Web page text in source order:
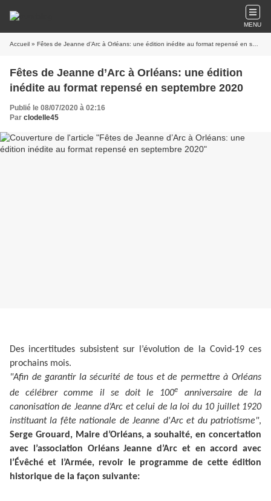
MENU
Accueil » Fêtes de Jeanne d’Arc à Orléans: une édition inédite au format repensé en septembre 2020
Fêtes de Jeanne d’Arc à Orléans: une édition
inédite au format repensé en septembre 2020
Publié le 08/07/2020 à 02:16
Par clodelle45
Des incertitudes subsistent sur l’évolution de la Covid-19 ces
prochains mois.
"Afin de garantir la sécurité de tous et de permettre à Orléans
de célébrer comme il se doit le 100e
anniversaire de la
canonisation de Jeanne d’Arc et celui de la loi du 10 juillet 1920
instituant la fête nationale de Jeanne d'Arc et du patriotisme",
Serge Grouard, Maire d’Orléans, a souhaité, en concertation
avec l’association Orléans Jeanne d’Arc et en accord avec
l’Évêché et l’Armée, revoir le programme de cette édition
historique de la façon suivante: